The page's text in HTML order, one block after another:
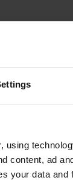
using
content, ad
your data and
pleine